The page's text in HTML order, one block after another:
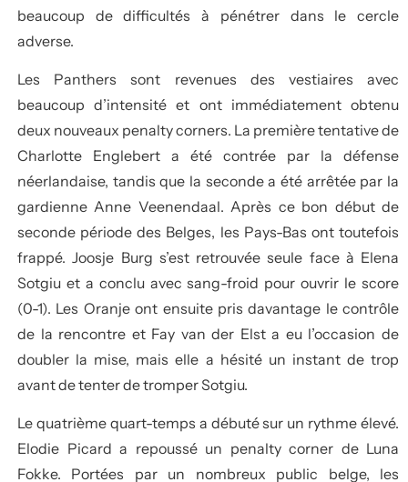
beaucoup de difficultés à pénétrer dans le cercle
adverse.
Les Panthers sont revenues des vestiaires avec
beaucoup d’intensité et ont immédiatement obtenu
deux nouveaux penalty corners. La première tentative de
Charlotte Englebert a été contrée par la défense
néerlandaise, tandis que la seconde a été arrêtée par la
gardienne Anne Veenendaal. Après ce bon début de
seconde période des Belges, les Pays-Bas ont toutefois
frappé. Joosje Burg s’est retrouvée seule face à Elena
Sotgiu et a conclu avec sang-froid pour ouvrir le score
(0-1). Les Oranje ont ensuite pris davantage le contrôle
de la rencontre et Fay van der Elst a eu l’occasion de
doubler la mise, mais elle a hésité un instant de trop
avant de tenter de tromper Sotgiu.
Le quatrième quart-temps a débuté sur un rythme élevé.
Elodie Picard a repoussé un penalty corner de Luna
Fokke. Portées par un nombreux public belge, les